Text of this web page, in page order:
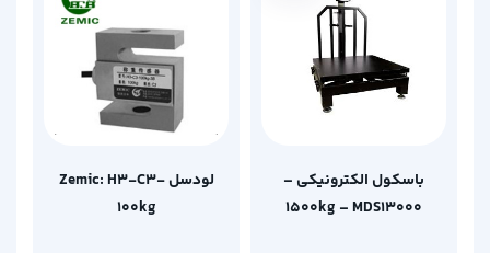
باسکول الکترونیکی –
1500kg – MDS13000
لودسل Zemic: H3-C3-
100kg